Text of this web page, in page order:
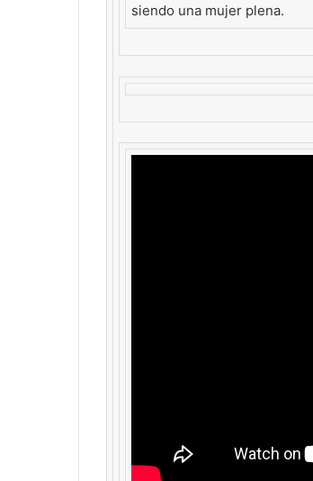
siendo una mujer plena.